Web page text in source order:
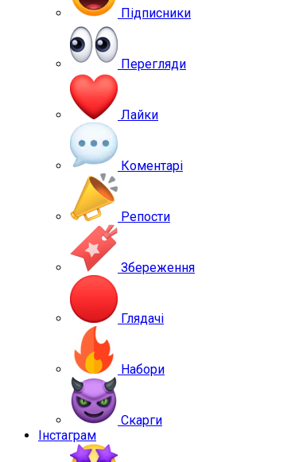
Підписники
Перегляди
Лайки
Коментарі
Репости
Збереження
Глядачі
Набори
Скарги
Інстаграм